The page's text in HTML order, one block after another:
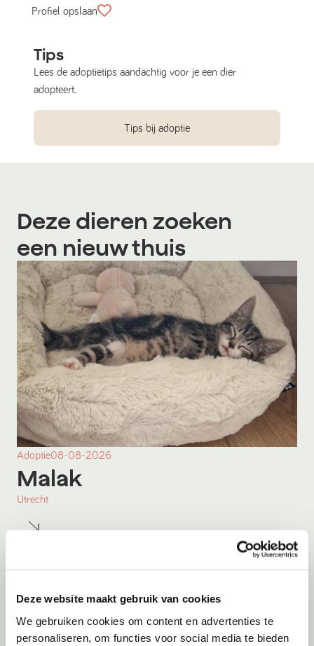
Deze website maakt gebruik van cookies
We gebruiken cookies om content en advertenties te
personaliseren, om functies voor social media te bieden
Profiel opslaan
Tips
Lees de adoptietips aandachtig voor je een dier
adopteert.
Tips bij adoptie
Deze dieren zoeken
een nieuw thuis
Adoptie08-08-2026
Malak
Utrecht